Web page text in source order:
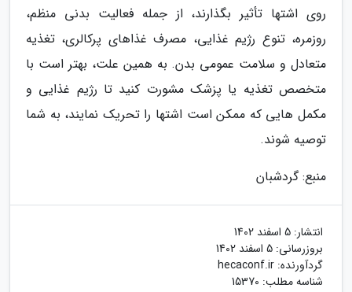
روی اشتها تأثیر بگذارند، از جمله فعالیت بدنی منظم،
روزمره، تنوع رژیم غذایی، مصرف غذاهای پرکالری، تغذیه
متعادل و سلامت عمومی بدن. به همین علت، بهتر است با
متخصص تغذیه یا پزشک مشورت کنید تا رژیم غذایی و
مکمل هایی که ممکن است اشتها را تحریک نمایند، به شما
توصیه شوند.
منبع: گردشبان
انتشار: 5 اسفند 1402
بروزرسانی: 5 اسفند 1402
گردآورنده: hecaconf.ir
شناسه مطلب: 15370